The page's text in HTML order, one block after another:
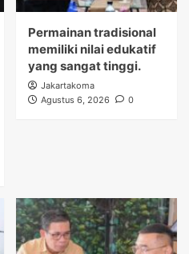
Permainan tradisional
memiliki nilai edukatif
yang sangat tinggi.
Jakartakoma
Agustus 6, 2026
0